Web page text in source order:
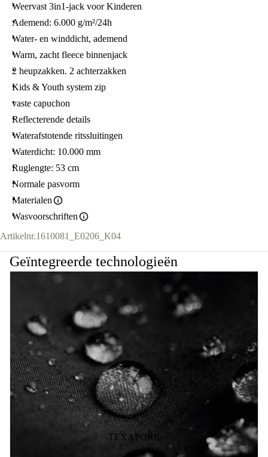
Weervast 3in1-jack voor Kinderen
Ademend: 6.000 g/m²/24h
Water- en winddicht, ademend
Warm, zacht fleece binnenjack
2 heupzakken. 2 achterzakken
Kids & Youth system zip
vaste capuchon
Reflecterende details
Waterafstotende ritssluitingen
Waterdicht: 10.000 mm
Ruglengte: 53 cm
Normale pasvorm
Materialen
Wasvoorschriften
Artikelnr.1610081_E0206_K04
Geïntegreerde technologieën
TEXAPORE